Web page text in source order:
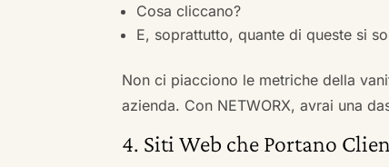
Cosa cliccano?
E, soprattutto, quante di queste si
Non ci piacciono le metriche della
azienda. Con NETWORX, avrai una
4. Siti Web che Portano